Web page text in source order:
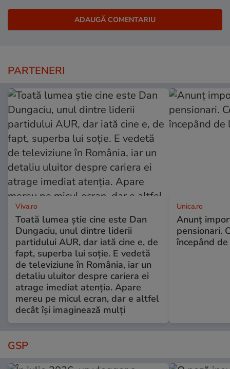
PARTENERI
Viva.ro
Toată lumea știe cine este Dan
Dungaciu, unul dintre liderii
partidului AUR, dar iată cine e, de
fapt, superba lui soție. E vedetă
de televiziune în România, iar un
detaliu uluitor despre cariera ei
atrage imediat atenția. Apare
mereu pe micul ecran, dar e altfel
decât își imaginează mulți
Unica.ro
Anunț
pensionari.
începând
GSP